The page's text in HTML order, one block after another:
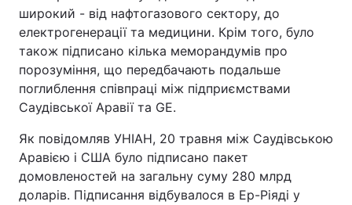
широкий - від нафтогазового сектору, до
електрогенерації та медицини. Крім того, було
також підписано кілька меморандумів про
порозуміння, що передбачають подальше
поглиблення співпраці між підприємствами
Саудівської Аравії та GE.
Як повідомляв УНІАН, 20 травня між Саудівською
Аравією і США було підписано пакет
домовленостей на загальну суму 280 млрд
доларів. Підписання відбувалося в Ер-Ріяді у